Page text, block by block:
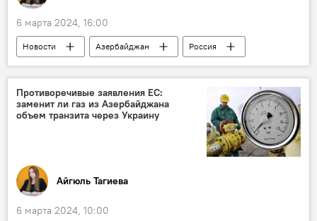
6 марта 2024, 16:00
Новости Азербайджан
Россия
Республика Коми
Железнодорожные перевозки
Грузоперевозки
скорый поезд
древесина
Агроэкспресс
Противоречивые заявления ЕС:
заменит ли газ из Азербайджана
объем транзита через Украину
Айгюль Тагиева
6 марта 2024, 10:00